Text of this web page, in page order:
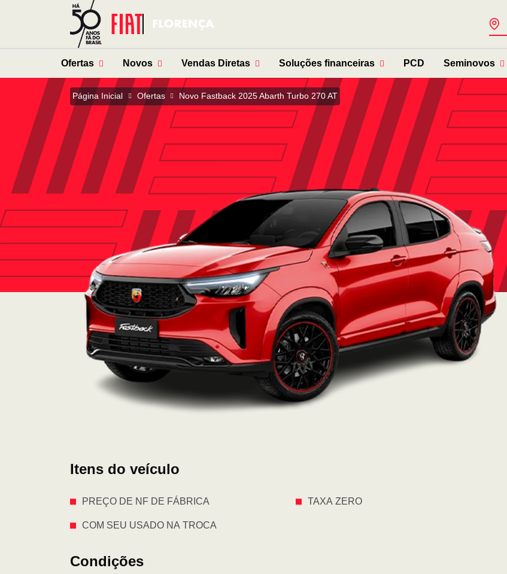
Ofertas Novos Vendas Diretas Soluções financeiras PCD Seminovos
Página Inicial Ofertas Novo Fastback 2025 Abarth Turbo 270 AT
Itens do veículo
PREÇO DE NF DE FÁBRICA
COM SEU USADO NA TROCA
TAXA ZERO
Condições